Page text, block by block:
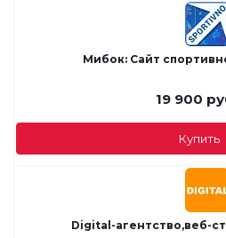
Мибок: Сайт
19 900
Купить
Digital-агентство,веб-